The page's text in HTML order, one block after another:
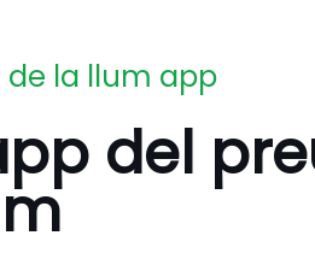
de la llum app
del